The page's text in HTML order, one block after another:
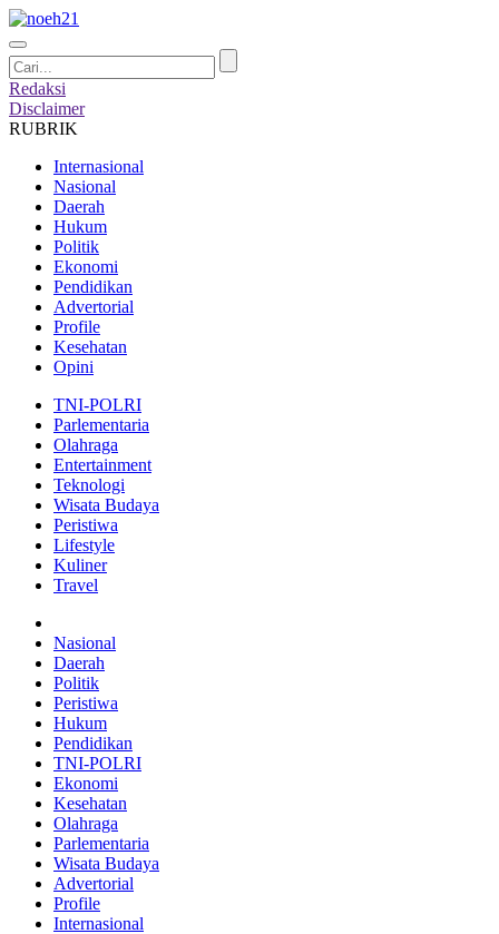
Redaksi
Disclaimer
RUBRIK
Internasional
Nasional
Daerah
Hukum
Politik
Ekonomi
Pendidikan
Advertorial
Profile
Kesehatan
Opini
TNI-POLRI
Parlementaria
Olahraga
Entertainment
Teknologi
Wisata Budaya
Peristiwa
Lifestyle
Kuliner
Travel
Nasional
Daerah
Politik
Peristiwa
Hukum
Pendidikan
TNI-POLRI
Ekonomi
Kesehatan
Olahraga
Parlementaria
Wisata Budaya
Advertorial
Profile
Internasional